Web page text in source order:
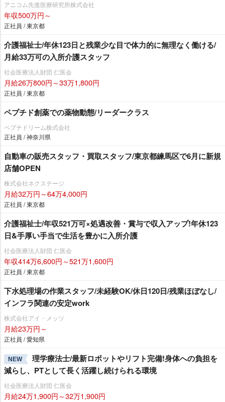
アニコム先進医療研究所株式会社
年収500万円～
正社員 / 東京都
介護福祉士/年休123日と残業少な目で体力的に無理なく働ける/
月給33万可の入所介護スタッフ
社会医療法人財団 仁医会
月給26万800円～33万1,800円
正社員 / 東京都
ペプチド創薬での薬物動態/リーダークラス
ペプチドリーム株式会社
正社員 / 神奈川県
自動車の販売スタッフ・買取スタッフ/東京都練馬区で6月に新規
店舗OPEN
株式会社ネクステージ
月給32万円～64万4,000円
正社員 / 東京都
介護福祉士/年収521万可×処遇改善・賞与で収入アップ!年休123
日&手厚い手当で生活を豊かに入所介護
社会医療法人財団 仁医会
年収414万6,600円～521万1,600円
正社員 / 東京都
下水処理場の作業スタッフ/未経験OK/休日120日/残業ほぼなし/
インフラ関連の安定work
株式会社アイ・メッツ
月給23万円～
正社員 / 愛知県
NEW
理学療法士/最新ロボットやリフト完備!身体への負担を
減らし、PTとして長く活躍し続けられる環境
社会医療法人財団 仁医会
月給24万1,900円～32万1,900円